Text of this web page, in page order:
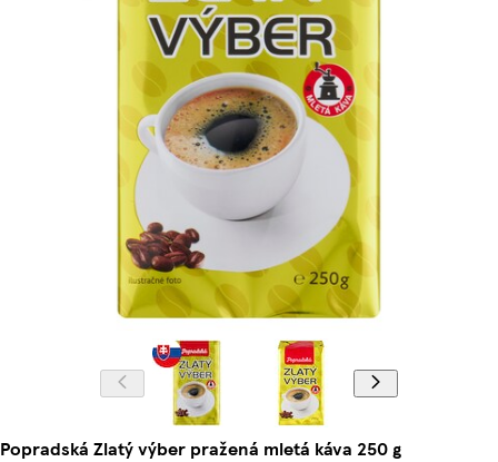
Popradská Zlatý výber pražená mletá káva 250 g